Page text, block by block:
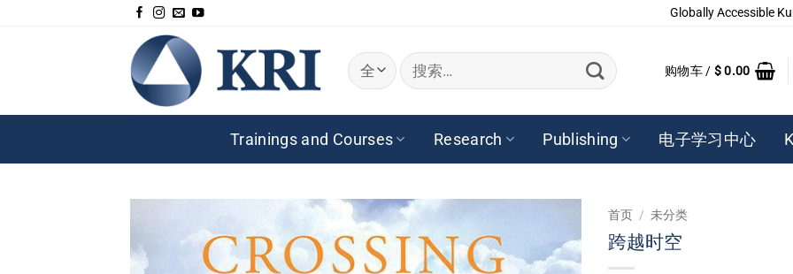
Globally Accessible
搜
索：
购物车 / $0.00
Trainings and Courses Research Publishing 电子学习中心
首页 / 未分类
跨越时空